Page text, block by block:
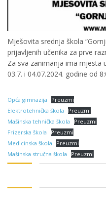
Mješovita srednja škola
prijavljenih učenika za prve
Za sva zanimanja ima mjesta
03.7. i 04.07.2024. godine od
Opća gimnazija
Preuzmi
Elektrotehnička škola
Preuzmi
Mašinska tehnička škola
Preuzmi
Frizerska škola
Preuzmi
Medicinska škola
Preuzmi
Mašinska stručna škola
Preuzmi